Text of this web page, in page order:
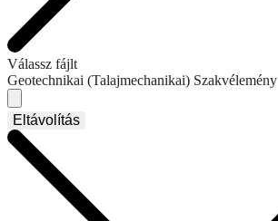
Válassz fájlt
Geotechnikai (Talajmechanikai) Szakvélemény
Eltávolítás